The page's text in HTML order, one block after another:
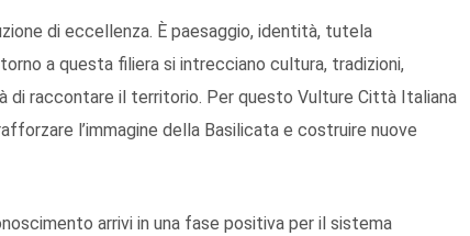
di eccellenza. È paesaggio, identità, tutela
a questa filiera si intrecciano cultura, tradizioni,
di raccontare il territorio. Per questo Vulture Città Italiana
l’immagine della Basilicata e costruire nuove
arrivi in una fase positiva per il sistema